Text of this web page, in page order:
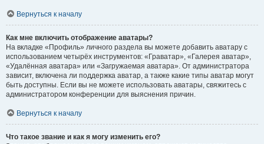
Вернуться к началу
Как мне включить отображение аватары?
На вкладке «Профиль» личного раздела вы можете добавить аватару с
использованием четырёх инструментов: «Граватар», «Галерея аватар»,
«Удалённая аватара» или «Загружаемая аватара». От администратора
зависит, включена ли поддержка аватар, а также какие типы аватар могут
быть доступны. Если вы не можете использовать аватары, свяжитесь с
администратором конференции для выяснения причин.
Вернуться к началу
Что такое звание и как я могу изменить его?